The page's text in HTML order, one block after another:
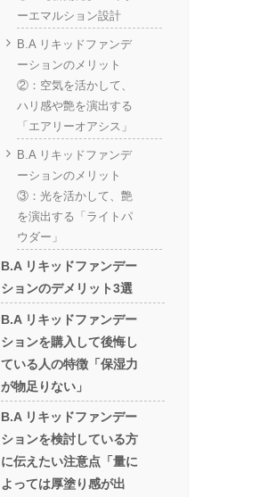
ーエマルション設計
B.A リキッドファンデ
ーションのメリット
②：空気を活かして、
ハリ感や艶を演出する
「エアリーオアシス」
B.A リキッドファンデ
ーションのメリット
③：光を活かして、艶
を演出する「ライトパ
ウダー」
B.A リキッドファンデー
ションのデメリット3選
B.A リキッドファンデー
ションを購入して後悔し
ている人の特徴「保湿力
が物足りない」
B.A リキッドファンデー
ションを検討している方
に伝えたい注意点「量に
よっては厚塗り感が出